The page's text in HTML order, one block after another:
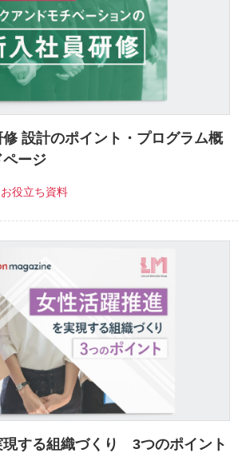
修 設計のポイント・プログラム概
ージ
お役立ち資料
現する組織づくり 3つのポイント